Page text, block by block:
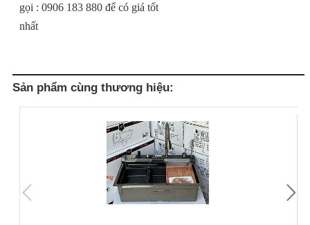
gọi : 0906 183 880 để có giá tốt
nhất
Sản phẩm cùng thương hiệu: